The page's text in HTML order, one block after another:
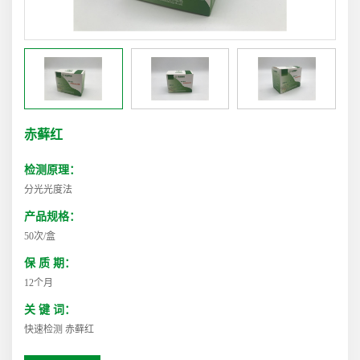
赤藓红
检测原理：
分光光度法
产品规格：
50次/盒
保 质 期：
12个月
关 键 词：
快速检测 赤藓红